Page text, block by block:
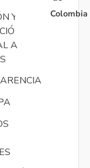
Y
A
Colombia